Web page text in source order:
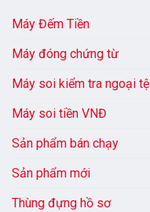
Máy Đếm Tiền
Máy đóng chứng từ
Máy soi kiểm tra ngoại tệ
Máy soi tiền VNĐ
Sản phẩm bán chạy
Sản phẩm mới
Thùng đựng hồ sơ